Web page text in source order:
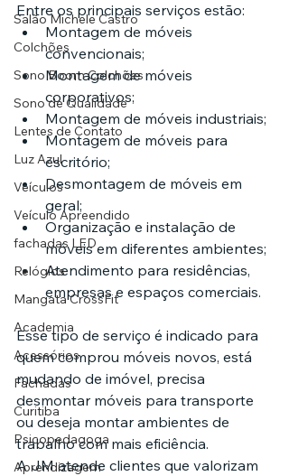
Salão Michele Castro
Colchões
Sono Boom Colchões
Sono de Qualidade
Lentes de Contato
Luz Azul
Veículos
Veículo Apreendido
fachadas LED
Relógios
Mangata CrossFit
Academia
Acessórios
Fachadas
Curitiba
Psicopedagoga
Aprendizagem
Entre os principais serviços estão:
Montagem de móveis
convencionais;
Montagem de móveis
corporativos;
Montagem de móveis industriais;
Montagem de móveis para
escritório;
Desmontagem de móveis em
geral;
Organização e instalação de
móveis em diferentes ambientes;
Atendimento para residências,
empresas e espaços comerciais.
Esse tipo de serviço é indicado para
quem comprou móveis novos, está
mudando de imóvel, precisa
desmontar móveis para transporte
ou deseja montar ambientes de
trabalho com mais eficiência.
A JM atende clientes que valorizam